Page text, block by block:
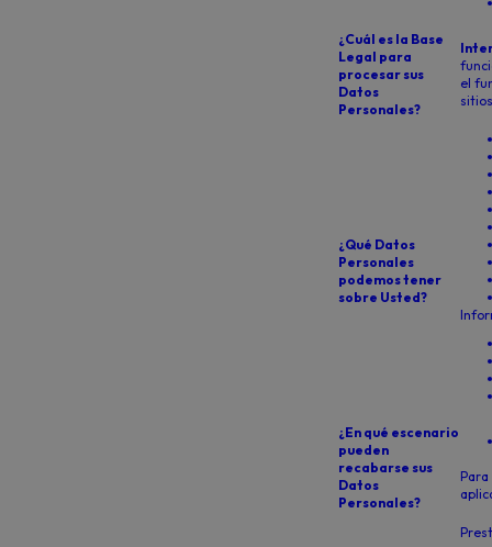
¿Cuál es la Base
Legal para
procesar sus
Datos
Personales?
el
¿Qué Datos
Personales
podemos tener
sobre Usted?
¿En qué escenario
pueden
recabarse sus
Datos
Personales?